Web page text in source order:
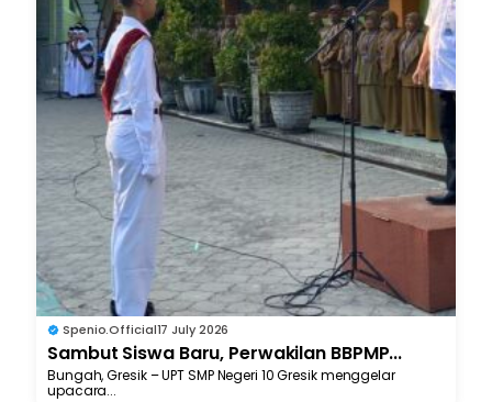
Spenio.official17 July 2026
Sambut Siswa Baru, Perwakilan BBPMP...
Bungah, Gresik – UPT SMP Negeri 10 Gresik menggelar
upacara...